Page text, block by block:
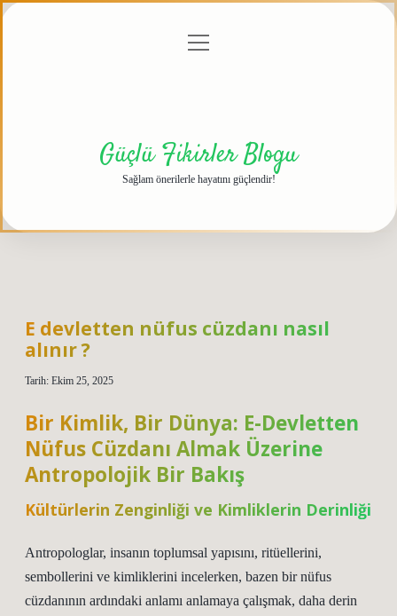
menüyü
Güçlü Fikirler Blogu
Sağlam önerilerle hayatını güçlendir!
E devletten nüfus cüzdanı nasıl
alınır ?
Tarih: Ekim 25, 2025
Bir Kimlik, Bir Dünya: E-Devletten
Nüfus Cüzdanı Almak Üzerine
Antropolojik Bir Bakış
Kültürlerin Zenginliği ve Kimliklerin Derinliği
Antropologlar, insanın toplumsal yapısını, ritüellerini,
sembollerini ve kimliklerini incelerken, bazen bir nüfus
cüzdanının ardındaki anlamı anlamaya çalışmak, daha derin